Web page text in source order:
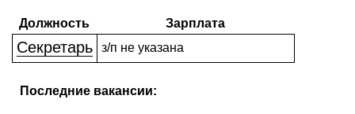
Должность Зарплата
Секретарь з/п не указана
Последние вакансии: